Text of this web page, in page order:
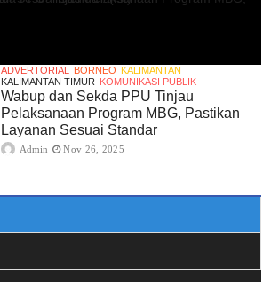
ADVERTORIAL BORNEO KALIMANTAN
KALIMANTAN TIMUR KOMUNIKASI PUBLIK
Wabup dan Sekda PPU Tinjau
Pelaksanaan Program MBG, Pastikan
Layanan Sesuai Standar
Admin Nov 26, 2025